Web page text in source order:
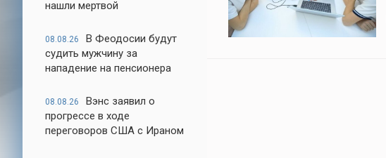
нашли мертвой
08.08.26
В Феодосии будут
судить мужчину за
нападение на пенсионера
08.08.26
Вэнс заявил о
прогрессе в ходе
переговоров США с Ираном